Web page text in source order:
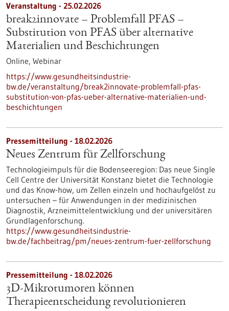
Veranstaltung - 25.02.2026
break2innovate – Problemfall PFAS –
Substitution von PFAS über alternative
Materialien und Beschichtungen
Online, Webinar
https://www.gesundheitsindustrie-
bw.de/veranstaltung/break2innovate-problemfall-pfas-
substitution-von-pfas-ueber-alternative-materialien-und-
beschichtungen
Pressemitteilung - 18.02.2026
Neues Zentrum für Zellforschung
Technologieimpuls für die Bodenseeregion: Das neue Single
Cell Centre der Universität Konstanz bietet die Technologie
und das Know-how, um Zellen einzeln und hochaufgelöst zu
untersuchen – für Anwendungen in der medizinischen
Diagnostik, Arzneimittelentwicklung und der universitären
Grundlagenforschung.
https://www.gesundheitsindustrie-
bw.de/fachbeitrag/pm/neues-zentrum-fuer-zellforschung
Pressemitteilung - 18.02.2026
3D-Mikrotumoren können
Therapieentscheidung revolutionieren